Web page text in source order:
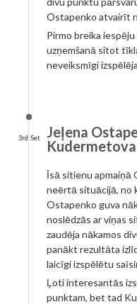
Ostapenko atvairīt
Pirmo breika
uzņemšanā sitot
neveiksmīgi
3rd Set
Jeļena
Īsā sitienu
neērtā situācijā, no
Ostapenko guva
noslēdzās ar viņas
zaudēja nākamos
panākt rezultāta
laicīgi izspēlētu
Ļoti interesantās
punktam, bet tad